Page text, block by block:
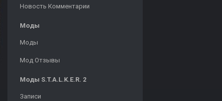
Новость Комментарии
Моды
Моды
Мод Отзывы
Моды S.T.A.L.K.E.R. 2
Записи